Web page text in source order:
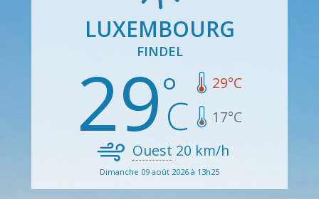
LUXEMBOURG
FINDEL
29 29°C
17°C
Ouest 20 km/h
Dimanche 09 août 2026 à 13h25